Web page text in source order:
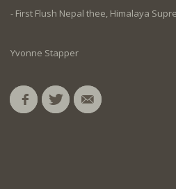
- First Flush Nepal thee, Himalaya
Yvonne Stapper